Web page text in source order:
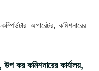
অপারেটর, কমিশনারের
কর কমিশনারের কার্যালয়,